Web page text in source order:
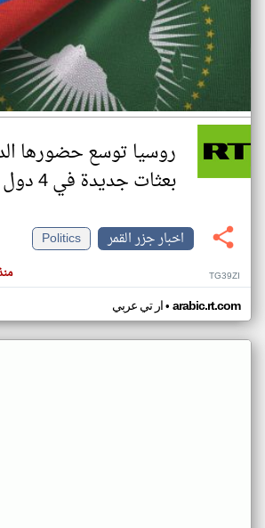
روسيا توسع حضورها
بعثات جديدة في 4 دول أفريقية
اخبار جزر القمر
Politics
TG39ZI
ار تي عربي• arabic.rt.com